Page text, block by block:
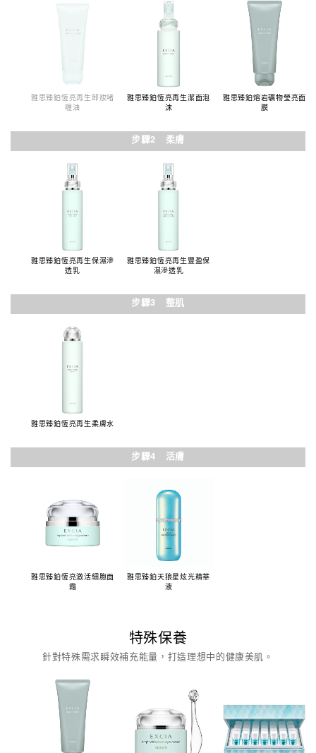
雅思臻鉑恆亮再生卸妝啫
喱油
雅思臻鉑恆亮再生潔面泡
沫
雅思臻鉑熔岩礦物瑩亮面
膜
步驟2 柔膚
雅思臻鉑恆亮再生保濕滲
透乳
雅思臻鉑恆亮再生豐盈保
濕滲透乳
步驟3 整肌
雅思臻鉑恆亮再生柔膚水
步驟4 活膚
雅思臻鉑恆亮激活細胞面
霜
雅思臻鉑天狼星炫光精華
液
特殊保養
針對特殊需求瞬效補充能量，打造理想中的健康美肌。